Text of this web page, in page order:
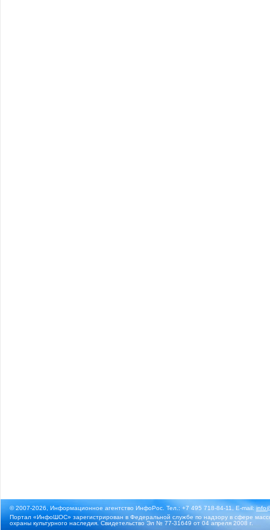
© 2007-2026, Информационное агентство ИнфоРос. Тел.: +7 495 718-84-11, E-mail:
Портал «ИнфоШОС» зарегистрирован в Федеральной службе по надзору в сфере
охраны культурного наследия. Свидетельство Эл № 77-31649 от 04 апреля 2008 г.